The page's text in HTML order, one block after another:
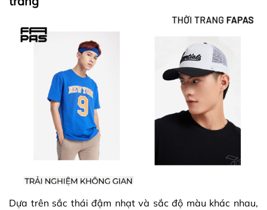
Dựa trên sắc thái đậm nhạt và sắc độ màu khác nhau,